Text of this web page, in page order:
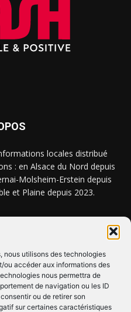
nous utilisons des technologies
accéder aux informations des
nous permettra de
de navigation ou les ID
ou de retirer son
sur certaines caractéristiques
locales distribué
: en Alsace du Nord depuis
Molsheim-Erstein depuis
et Plaine depuis 2023.
ICI !
!